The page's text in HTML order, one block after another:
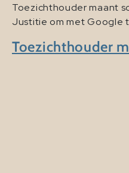
Toezichthouder maant
Justitie om met Google
Toezichthouder